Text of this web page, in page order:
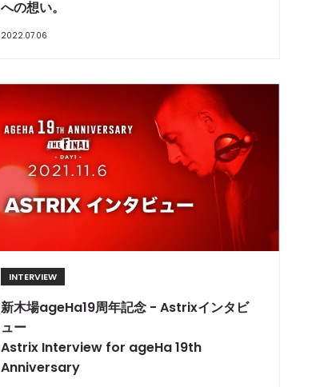
への想い。
2022.07.06
INTERVIEW
新木場ageHa19周年記念 - Astrixインタビ
ュー
Astrix Interview for ageHa 19th
Anniversary